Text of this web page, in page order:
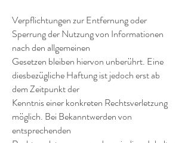
Verpflichtungen zur Entfernung oder
Sperrung der Nutzung von Informationen
nach den allgemeinen
Gesetzen bleiben hiervon unberührt. Eine
diesbezügliche Haftung ist jedoch erst ab
dem Zeitpunkt der
Kenntnis einer konkreten Rechtsverletzung
möglich. Bei Bekanntwerden von
entsprechenden